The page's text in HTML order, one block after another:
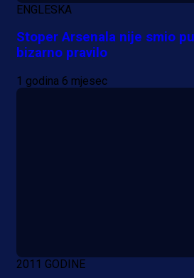
A Selekcija
ENGLESKA
Stoper Arsenala nije smio
bizarno pravilo
1 godina 6 mjesec
2011 GODINE